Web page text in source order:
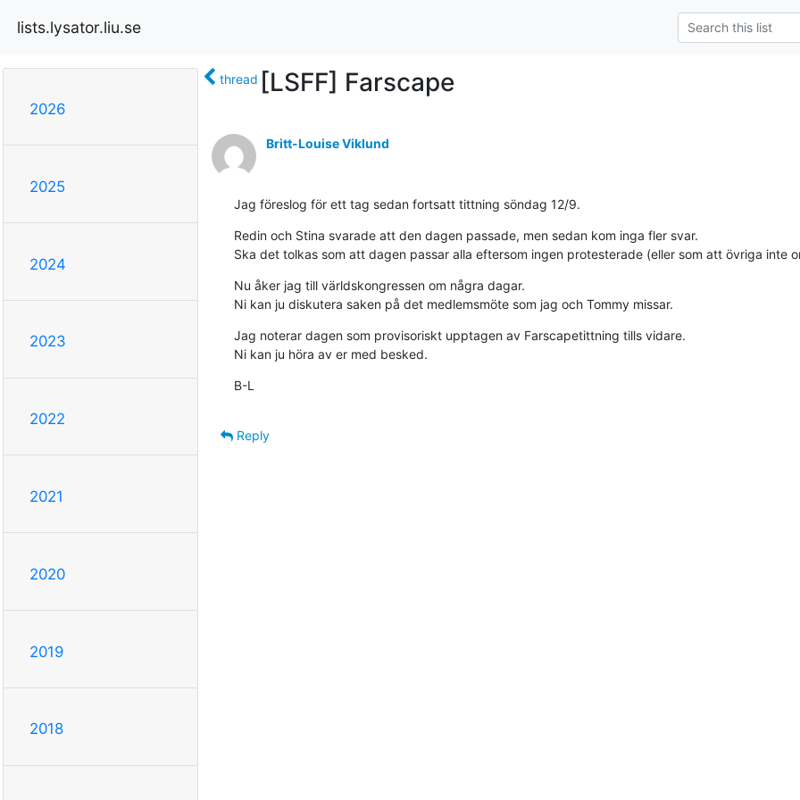
lists.lysator.liu.se
2026
2025
2024
2023
2022
2021
2020
2019
2018
thread [LSFF] Farscape
Britt-Louise Viklund
Jag föreslog för ett tag sedan fortsatt tittning söndag 12/9.
Redin och Stina svarade att den dagen passade, men sedan kom inga fler svar.
Ska det tolkas som att dagen passar alla eftersom ingen protesterade (eller som att övriga inte
Nu åker jag till världskongressen om några dagar.
Ni kan ju diskutera saken på det medlemsmöte som jag och Tommy missar.
Jag noterar dagen som provisoriskt upptagen av Farscapetittning tills vidare.
Ni kan ju höra av er med besked.
B-L
Reply